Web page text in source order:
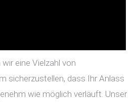
eine Vielzahl von
sicherzustellen, dass Ihr Anlass
wie möglich verläuft. Unser